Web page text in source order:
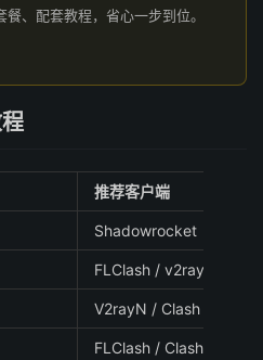
、配套教程，省心一步到位。
推荐客户端
Shadowrocket（小火箭
FLClash / v2rayNG
V2rayN / Clash Verge
FLClash / Clash Verge